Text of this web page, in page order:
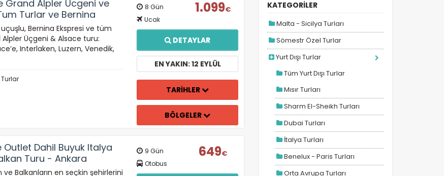
KULLANIM AYARLARINIZ
Grand Alpler Ucgeni ve
Turlar ve Bernina
- GVA-GVA
uçuşlu, Bernina Ekspresi ve tüm
Üçgeni & Alsace turu:
Interlaken, Luzern, Venedik,
Turlar
8 Gün
Ucak
1.099€
DETAYLAR
EN YAKIN: 12 EYLÜL
TARİHLER
BÖLGELER
Outlet Dahil Buyuk Italya
Turu - Ankara
Balkanların en seçkin şehirlerini
9 Gün
Otobus
649€
KATEGORİLER
Malta - Sicilya Turları
Sömestr Özel Turlar
Yurt Dışı Turlar
Tüm Yurt Dışı Turlar
Mısır Turları
Sharm El-Sheikh Turları
Dubai Turları
İtalya Turları
Benelux - Paris Turları
Orta Avrupa Turları